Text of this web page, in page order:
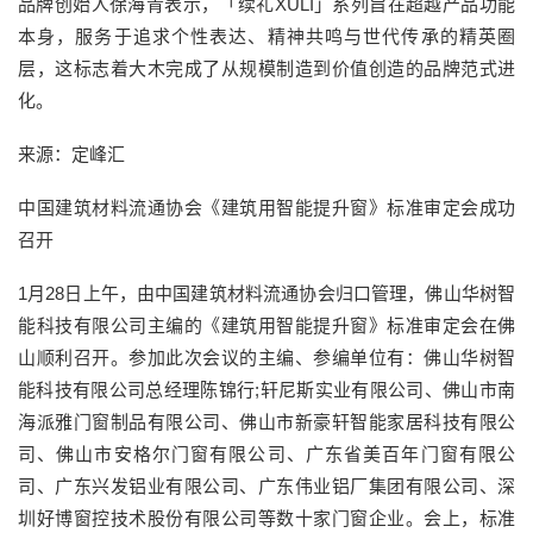
品牌创始人徐海青表示，「续礼XULI」系列旨在超越产品功能
本身，服务于追求个性表达、精神共鸣与世代传承的精英圈
层，这标志着大木完成了从规模制造到价值创造的品牌范式进
化。
来源：定峰汇
中国建筑材料流通协会《建筑用智能提升窗》标准审定会成功
召开
1月28日上午，由中国建筑材料流通协会归口管理，佛山华树智
能科技有限公司主编的《建筑用智能提升窗》标准审定会在佛
山顺利召开。参加此次会议的主编、参编单位有：佛山华树智
能科技有限公司总经理陈锦行;轩尼斯实业有限公司、佛山市南
海派雅门窗制品有限公司、佛山市新豪轩智能家居科技有限公
司、佛山市安格尔门窗有限公司、广东省美百年门窗有限公
司、广东兴发铝业有限公司、广东伟业铝厂集团有限公司、深
圳好博窗控技术股份有限公司等数十家门窗企业。会上，标准